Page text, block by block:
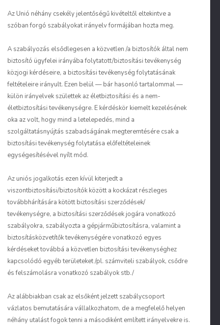
Az Unió néhány csekély jelentőségű kivételtől eltekintve a
szóban forgó szabályokat irányelv formájában hozta meg.
A szabályozás elsődlegesen a közvetlen /a biztosítók által nem
biztosító ügyfelei irányába folytatott/biztosítási tevékenység
közjogi kérdéseire, a biztosítási tevékenység folytatásának
feltételeire irányult. Ezen belül — bár hasonló tartalommal —
külön irányelvek születtek az életbiztosítási és a nem-
életbiztosítási tevékenységre. E kérdéskör kiemelt kezelésének
oka az volt, hogy mind a letelepedés, mind a
szolgáltatásnyújtás szabadságának megteremtésére csak a
biztosítási tevékenység folytatása előfeltételeinek
egységesítésével nyílt mód.
Az uniós jogalkotás ezen kívül kiterjedt a
viszontbiztosítási/biztosítók között a kockázat részleges
továbbhárítására kötött biztosítási szerződések/
tevékenységre, a biztosítási szerződések jogára vonatkozó
szabályokra, szabályozta a gépjárműbiztosításra, valamint a
biztosításközvetítők tevékenységére vonatkozó egyes
kérdéseket továbbá a közvetlen biztosítási tevékenységhez
kapcsolódó egyéb területeket /pl. számviteli szabályok, csődre
és felszámolásra vonatkozó szabályok stb./
Az alábbiakban csak az elsőként jelzett szabálycsoport
vázlatos bemutatására vállalkozhatom, de a megfelelő helyen
néhány utalást fogok tenni a másodiként említett irányelvekre is.